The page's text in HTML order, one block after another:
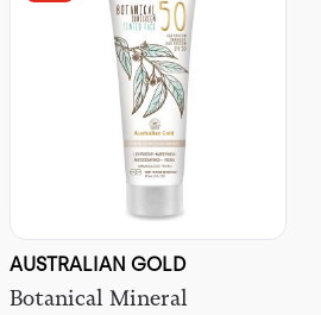
AUSTRALIAN GOLD
Botanical Mineral